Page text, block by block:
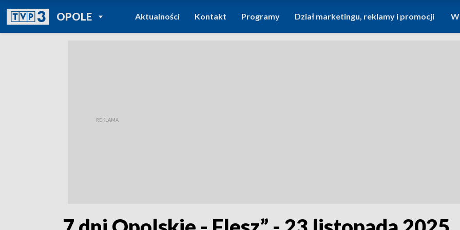
OPOLEPOWRÓT DO
TVP REGIONY
Aktualności Kontakt Programy Dział marketingu, reklamy i promocji